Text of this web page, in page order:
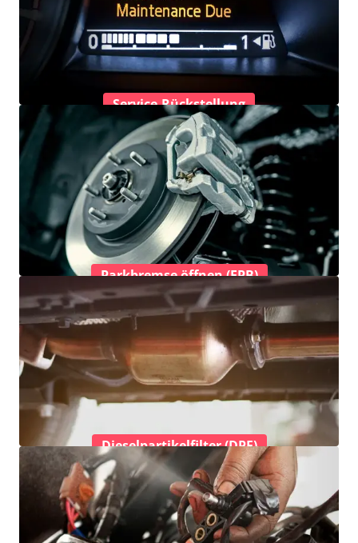
Service-Rückstellung
Parkbremse öffnen (EPB)
Dieselpartikelfilter (DPF)